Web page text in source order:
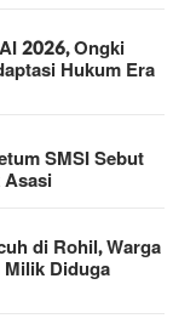
2026, Ongki
Hukum Era
SMSI Sebut
di Rohil, Warga
Diduga